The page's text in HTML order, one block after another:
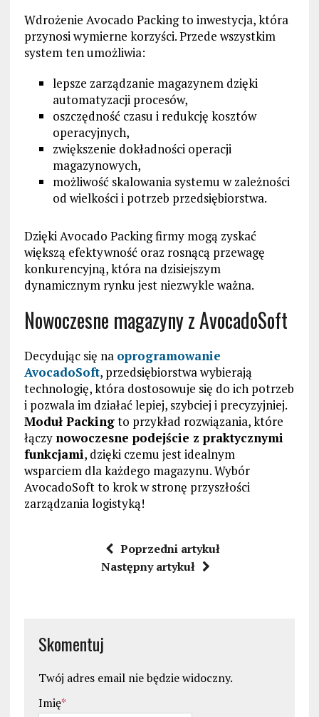
Wdrożenie Avocado Packing to inwestycja, która
przynosi wymierne korzyści. Przede wszystkim
system ten umożliwia:
lepsze zarządzanie magazynem dzięki
automatyzacji procesów,
oszczędność czasu i redukcję kosztów
operacyjnych,
zwiększenie dokładności operacji
magazynowych,
możliwość skalowania systemu w zależności
od wielkości i potrzeb przedsiębiorstwa.
Dzięki Avocado Packing firmy mogą zyskać
większą efektywność oraz rosnącą przewagę
konkurencyjną, która na dzisiejszym
dynamicznym rynku jest niezwykle ważna.
Nowoczesne magazyny z AvocadoSoft
Decydując się na oprogramowanie
AvocadoSoft, przedsiębiorstwa wybierają
technologię, która dostosowuje się do ich potrzeb
i pozwala im działać lepiej, szybciej i precyzyjniej.
Moduł Packingto przykład rozwiązania, które
łączy nowoczesne podejście z praktycznymi
funkcjami, dzięki czemu jest idealnym
wsparciem dla każdego magazynu. Wybór
AvocadoSoft to krok w stronę przyszłości
zarządzania logistyką!
Poprzedni artykuł
Następny artykuł
Skomentuj
Twój adres email nie będzie widoczny.
Imię*